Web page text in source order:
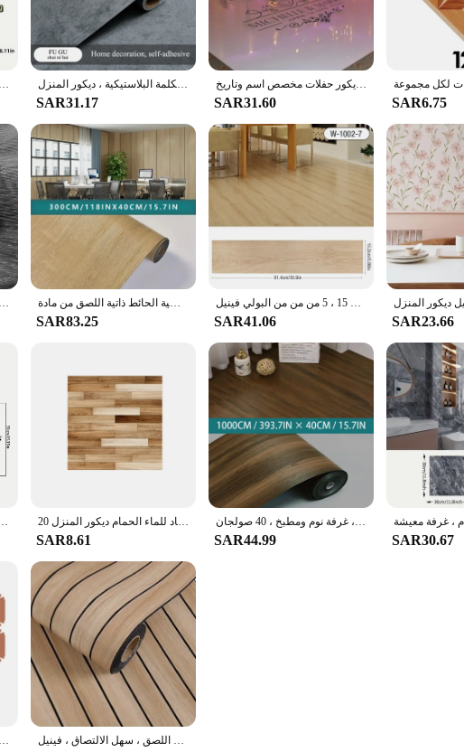
أرضيات فينيل ذاتية اللصق من الخشب الرمادي - سُمك 1.4 مم، سهلة تزيين بلاط الجدران والأرضيات ذاتية اللصق لغرفة المعيشة، تقليد الاسمنت سميكة المضادة للانزلاق ملصقات الكلمة ، مقاوم للماء الفينيل ، مقاومة للاهتراء ، ذاتية اللصق ، ملصقات الكلمة البلاستيكية ، ديكور المنزل
SAR31.17
زفاف الرقص الطابق ملصق مائي ، الزفاف الطابق مشبك الفينيل الطابق ملصق ، ديكور حفلات مخصص اسم وتاريخ DIY بها بنفسك ديكو WD17
SAR31.60 SAR6.75
بلاط عصا ذاتي اللصق لديي ، ألواح خشبية أصلية ، ألواح خشب فينيل ، رمادي عميق ، أرضيات سهلة الاستخدام ، 54 قدم ، 36 عبوة لفة من مادة تغطية أرضية الحائط ذاتية اللصق من مادة PVC، ورقة فينيل من الرخام والخشب مع دعم رقائق الألومنيوم، أرجو مزدوجة
SAR83.25
ملصقات أرضية من خشب البولي فينيل كلوريد السميك ذاتية اللصق مقاومة للماء ، ملصقات حائط ، رغوة غرفة المعيشة ، 91 × 15 ، 5 من من من البولي فينيل
SAR41.06 SAR23.66
ملصق حائط ثلاثي الأبعاد لشبح اليد ، موضوع هالويل ، ملصق للسقف والأرضيات ، 20 قطعة ملصقات جدار تقليد الخشب الحبوب بلاط الطوب نمط ملصقات أرضية ذاتية اللصق ملصق مضاد للماء الحمام ديكور المنزل
SAR8.61
لفة ذاتية اللصق من الحبوب الخشبية المقاومة للماء ، ملصق أرضيات ، ديكور جدران خلفية ، غرفة نوم ومطبخ ، 40 صولجان
SAR44.99 SAR30.67
ملصق فينيل مقاوم للماء للنباتات ، بلاط وعصا ، قشر ولصق ورق حائط سميك ثلاثي الأبعاد ذاتي اللصق ، سهل الالتصاق ، فينيل Sxp ، مناسب للاستخدام بنفسك على الألواح والفواصل والحواف المنحنية